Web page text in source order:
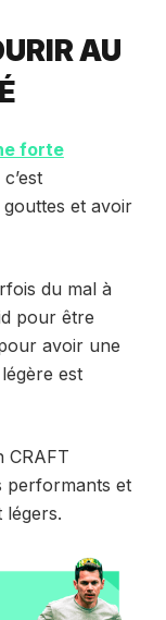
AU
forte
gouttes et avoir
du mal à
pour être
avoir une
est
CRAFT
performants et
légers.